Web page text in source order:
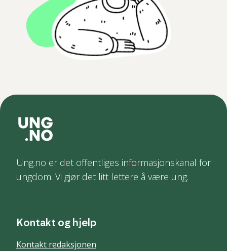
Ung.no er det offentliges informasjonskanal for
ungdom. Vi gjør det litt lettere å være ung.
Kontakt og hjelp
Kontakt redaksjonen